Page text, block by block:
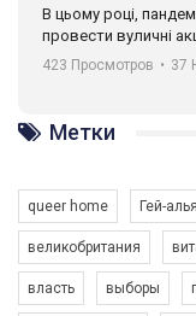
В цьому році,
провести вуличні
навіть коли ми у
разом. Ми
солідарності,
ГАУ є в 16 областях
Разом наш голос
423 Просмотров • 37
Метки
queer home Гей-
великобритания
власть выборы